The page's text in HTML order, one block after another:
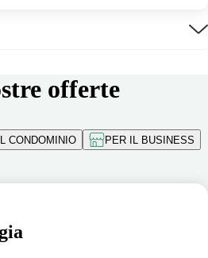
offerte
CONDOMINIO PER IL BUSINESS